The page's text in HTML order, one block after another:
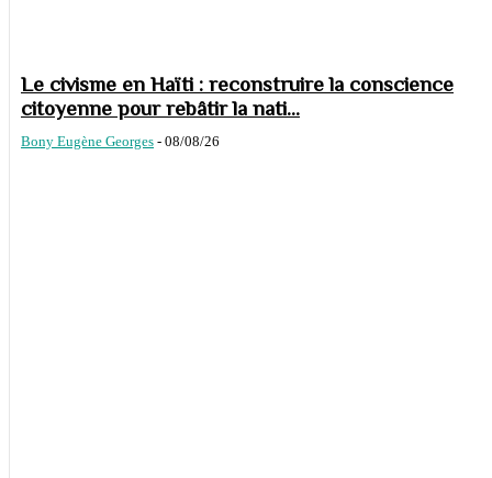
Le civisme en Haïti : reconstruire la conscience
citoyenne pour rebâtir la nati...
Bony Eugène Georges - 08/08/26